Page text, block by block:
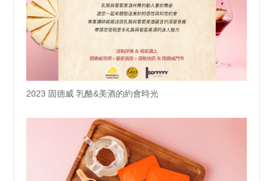
2023 固德威 乳酪&美酒的約會時光